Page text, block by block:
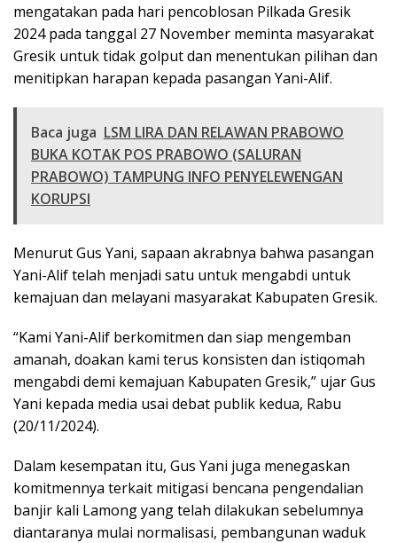
mengatakan pada hari pencoblosan Pilkada Gresik
2024 pada tanggal 27 November meminta masyarakat
Gresik untuk tidak golput dan menentukan pilihan dan
menitipkan harapan kepada pasangan Yani-Alif.
Baca juga LSM LIRA DAN RELAWAN PRABOWO
BUKA KOTAK POS PRABOWO (SALURAN
PRABOWO) TAMPUNG INFO PENYELEWENGAN
KORUPSI
Menurut Gus Yani, sapaan akrabnya bahwa pasangan
Yani-Alif telah menjadi satu untuk mengabdi untuk
kemajuan dan melayani masyarakat Kabupaten Gresik.
“Kami Yani-Alif berkomitmen dan siap mengemban
amanah, doakan kami terus konsisten dan istiqomah
mengabdi demi kemajuan Kabupaten Gresik,” ujar Gus
Yani kepada media usai debat publik kedua, Rabu
(20/11/2024).
Dalam kesempatan itu, Gus Yani juga menegaskan
komitmennya terkait mitigasi bencana pengendalian
banjir kali Lamong yang telah dilakukan sebelumnya
diantaranya mulai normalisasi, pembangunan waduk